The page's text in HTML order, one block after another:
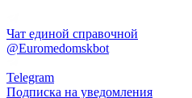
Чат единой справочной
@Euromedomskbot
Telegram
Подписка на уведомления